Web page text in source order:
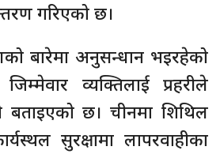
गरिएको छ।
बारेमा अनुसन्धान भइरहेको
व्यक्तिलाई प्रहरीले
बताइएको छ। चीनमा शिथिल
सुरक्षामा लापरवाहीका